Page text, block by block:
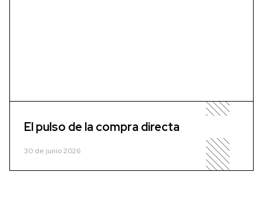
El pulso de la compra directa
30 de junio 2026